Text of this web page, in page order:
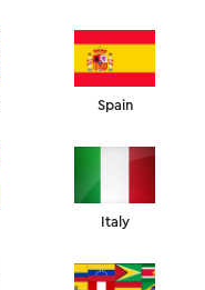
Spain
Italy